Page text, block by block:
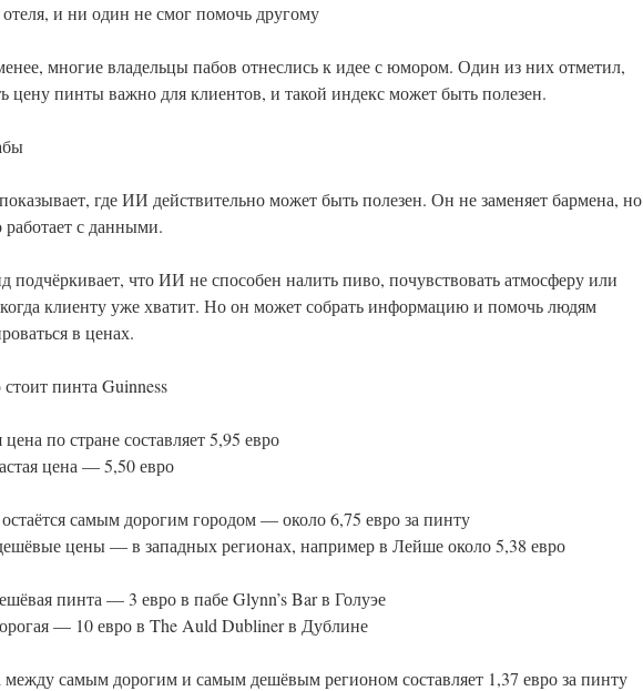
отеля, и ни один не смог помочь другому
многие владельцы пабов отнеслись к идее с юмором. Один из них отметил,
цену пинты важно для клиентов, и такой индекс может быть полезен.
где ИИ действительно может быть полезен. Он не заменяет бармена, но
работает с данными.
подчёркивает, что ИИ не способен налить пиво, почувствовать атмосферу или
клиенту уже хватит. Но он может собрать информацию и помочь людям
в ценах.
пинта Guinness
по стране составляет 5,95 евро
цена — 5,50 евро
самым дорогим городом — около 6,75 евро за пинту
цены — в западных регионах, например в Лейше около 5,38 евро
пинта — 3 евро в пабе Glynn’s Bar в Голуэе
— 10 евро в The Auld Dubliner в Дублине
между самым дорогим и самым дешёвым регионом составляет 1,37 евро за пинту